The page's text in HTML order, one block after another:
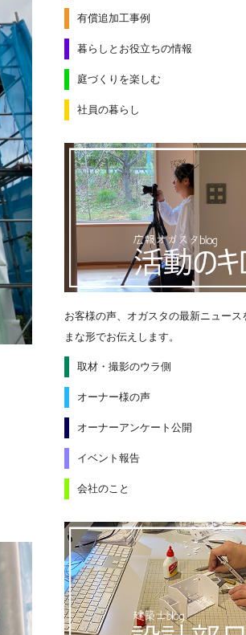
有償追加工事例
暮らしとお役立ちの情報
庭づくりを楽しむ
社員の暮らし
お客様の声、オガスタの最新ニュース
まな形でお伝えします。
取材・撮影のウラ側
オーナー様の声
オーナーアンケート公開
イベント報告
会社のこと